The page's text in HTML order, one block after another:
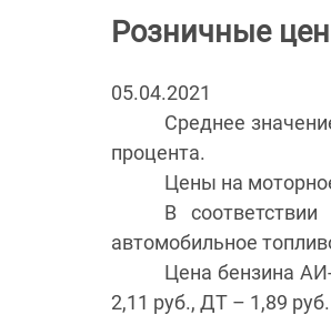
Розничные
05.04.2021
Среднее
процента.
Цены на
В
автомобильное
Цена бензина
2,11 руб., ДТ – 1,89 руб.